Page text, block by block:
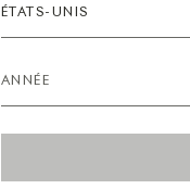
ÉTATS-UNIS